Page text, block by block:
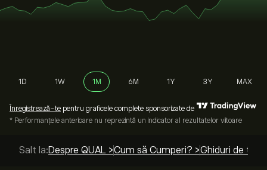
1D 1W 1M 6M 1Y 3Y MAX
Înregistrează-te pentru graficele complete sponsorizate de
* Performanțele anterioare nu reprezintă un indicator al rezultatelor viitoare
Salt la:Despre QUAL >Cum să Cumperi? >Ghiduri de top